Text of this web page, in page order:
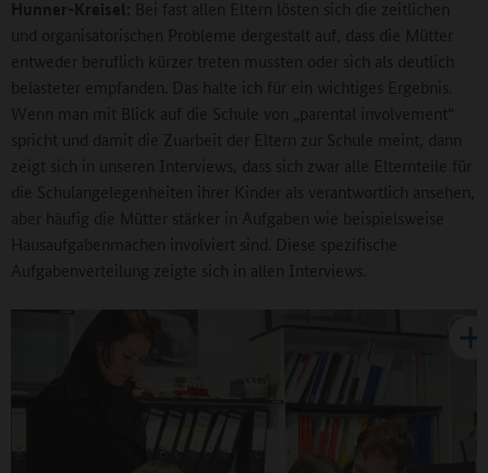
Hunner-Kreisel: Bei fast allen Eltern lösten sich die zeitlichen
und organisatorischen Probleme dergestalt auf, dass die Mütter
entweder beruflich kürzer treten mussten oder sich als deutlich
belasteter empfanden. Das halte ich für ein wichtiges Ergebnis.
Wenn man mit Blick auf die Schule von „parental involvement“
spricht und damit die Zuarbeit der Eltern zur Schule meint, dann
zeigt sich in unseren Interviews, dass sich zwar alle Elternteile für
die Schulangelegenheiten ihrer Kinder als verantwortlich ansehen,
aber häufig die Mütter stärker in Aufgaben wie beispielsweise
Hausaufgabenmachen involviert sind. Diese spezifische
Aufgabenverteilung zeigte sich in allen Interviews.